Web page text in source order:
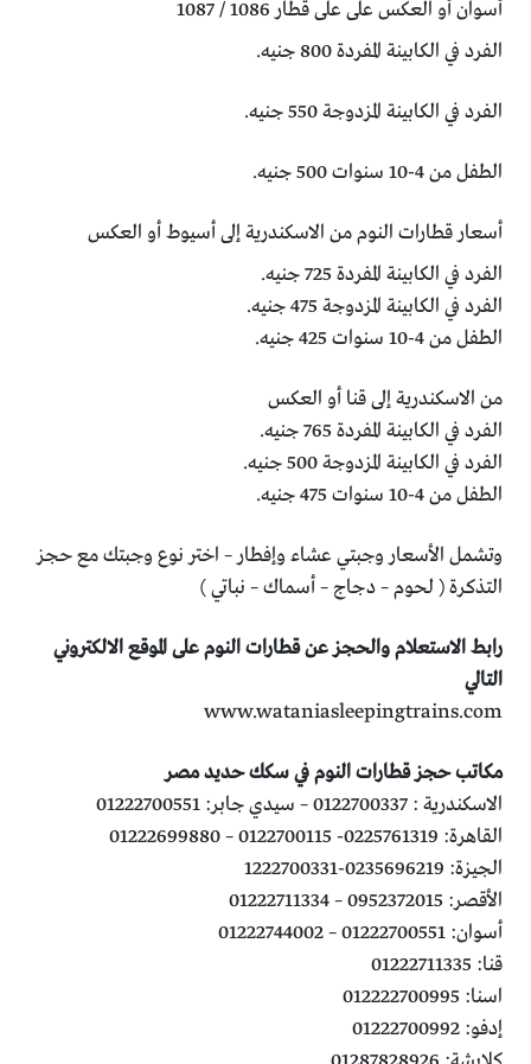
أسوان أو العكس على على قطار 1086 / 1087
الفرد في الكابينة المفردة 800 جنيه.
الفرد في الكابينة المزدوجة 550 جنيه.
الطفل من 4-10 سنوات 500 جنيه.
أسعار قطارات النوم من الاسكندرية إلى أسيوط أو العكس
الفرد في الكابينة المفردة 725 جنيه.
الفرد في الكابينة المزدوجة 475 جنيه.
الطفل من 4-10 سنوات 425 جنيه.
من الاسكندرية إلى قنا أو العكس
الفرد في الكابينة المفردة 765 جنيه.
الفرد في الكابينة المزدوجة 500 جنيه.
الطفل من 4-10 سنوات 475 جنيه.
وتشمل الأسعار وجبتي عشاء وإفطار – اختر نوع وجبتك مع حجز
التذكرة ( لحوم – دجاج – أسماك – نباتي )
رابط الاستعلام والحجز عن قطارات النوم على الموقع الالكتروني
التالي
www.wataniasleepingtrains.com
مكاتب حجز قطارات النوم في سكك حديد مصر
الاسكندرية : 0122700337 – سيدي جابر: 01222700551
القاهرة: 0225761319- 0122700115 – 01222699880
الجيزة: 0235696219-1222700331
الأقصر: 0952372015 – 01222711334
أسوان: 01222700551 – 01222744002
قنا: 01222711335
اسنا: 012222700995
إدفو: 01222700992